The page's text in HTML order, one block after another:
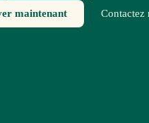
maintenant Contactez